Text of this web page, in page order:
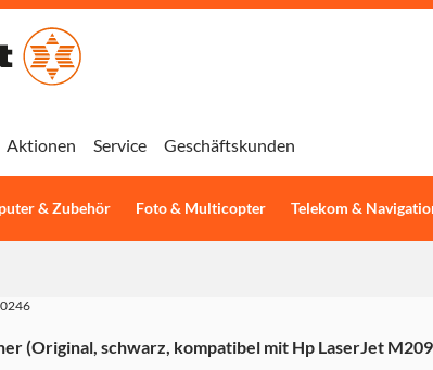
& Zubehör Foto & Multicopter Telekom &
Aktionen Service Geschäftskunden
(Original, schwarz, kompatibel mit Hp LaserJet